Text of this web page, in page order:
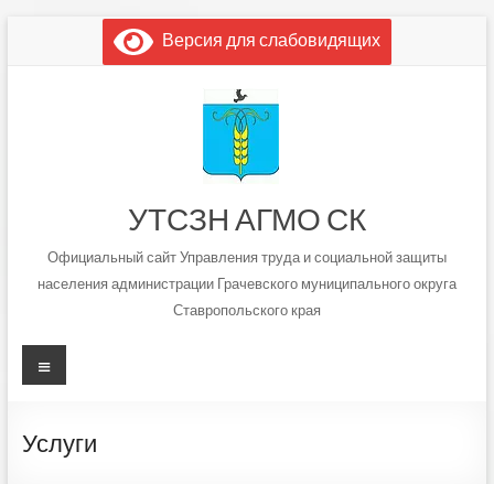
содержимому
Версия для слабовидящих
УТСЗН АГМО СК
Официальный сайт Управления труда и социальной защиты
населения администрации Грачевского муниципального округа
Ставропольского края
Меню
Услуги